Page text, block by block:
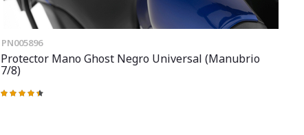
PN005896
Protector Mano Ghost Negro Universal (manubrio
7/8)
Valoración: